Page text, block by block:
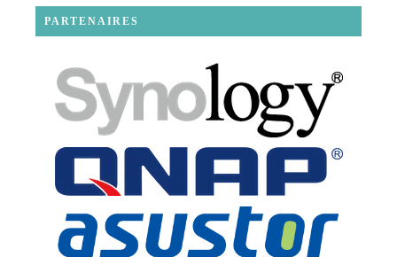
PARTENAIRES